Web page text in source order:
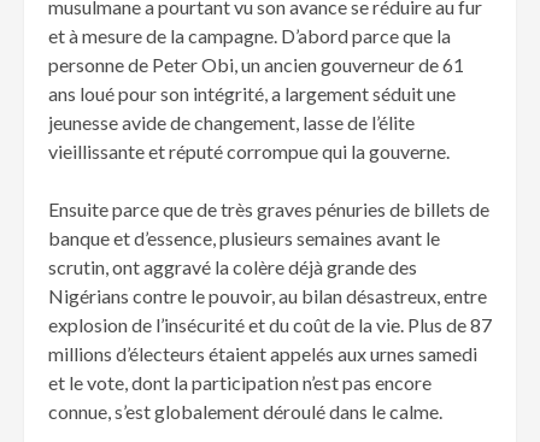
musulmane a pourtant vu son avance se réduire au fur
et à mesure de la campagne. D’abord parce que la
personne de Peter Obi, un ancien gouverneur de 61
ans loué pour son intégrité, a largement séduit une
jeunesse avide de changement, lasse de l’élite
vieillissante et réputé corrompue qui la gouverne.
Ensuite parce que de très graves pénuries de billets de
banque et d’essence, plusieurs semaines avant le
scrutin, ont aggravé la colère déjà grande des
Nigérians contre le pouvoir, au bilan désastreux, entre
explosion de l’insécurité et du coût de la vie. Plus de 87
millions d’électeurs étaient appelés aux urnes samedi
et le vote, dont la participation n’est pas encore
connue, s’est globalement déroulé dans le calme.